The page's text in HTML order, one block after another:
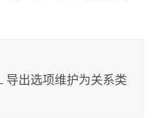
导出选项维护为关系类